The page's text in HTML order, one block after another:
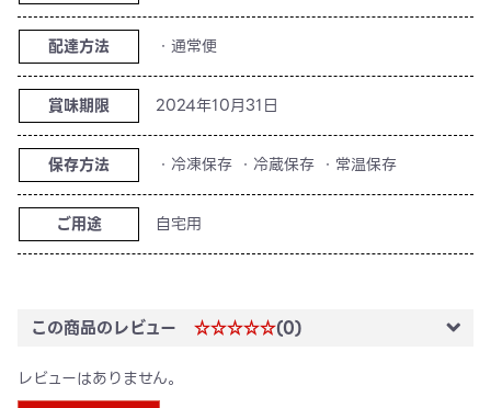
配達方法 ・通常便
賞味期限 2024年10月31日
保存方法 ・冷凍保存 ・冷蔵保存 ・常温保存
ご用途 自宅用
この商品のレビュー ☆☆☆☆☆(0)
レビューはありません。